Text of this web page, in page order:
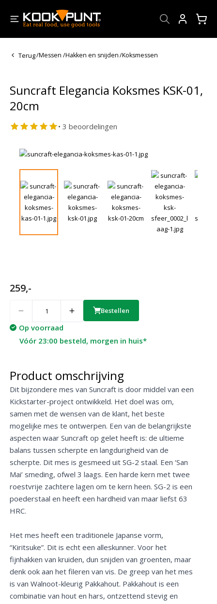
Terug/Messen /Hakken en snijden/Koksmessen
Suncraft Elegancia Koksmes KSK-01,
20cm
• 3 beoordelingen
259,-
Bestellen
Op voorraad
Vóór 23:00 besteld, morgen in huis*
Product omschrijving
Dit bijzondere mes van Suncraft is door middel van een
Kickstarter-project ontwikkeld. Het doel was om,
samen met de wensen van de klant, het beste
mogelijke mes te ontwerpen. Een van de belangrijkste
aspecten waar Suncraft op gelet heeft is: de ultieme
balans tussen scherpte en langdurigheid van de
scherpte. Dit mes is gesmeed uit SG-2 staal. Een ‘San
Mai’ smeding, ofwel 3 laags. Een harde kern met twee
roestvrije zachtere lagen om te kern heen. SG-2 is een
poederstaal en heeft een hardheid van maar liefst 63
HRC.
Het mes heeft een traditionele Japanse vorm,
“Kiritsuke”. Dit is echt een alleskunner. Voor het
fijnhakken van kruiden, dun snijden van groenten, maar
denk ook aan het fileren van vis. De greep van het mes
is van Walnoot-kleurig Pakkahout. Pakkahout is een
combinatie van hout en hars, ontzettend stevig en